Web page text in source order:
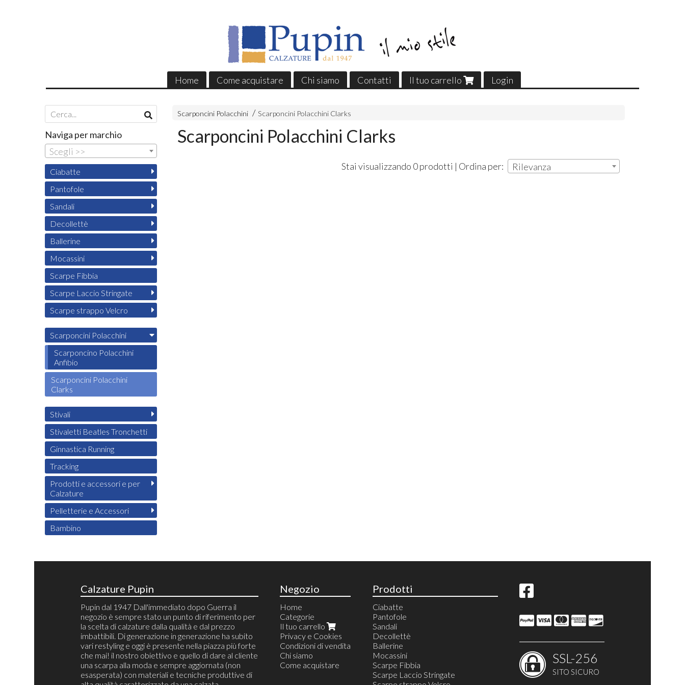
Home Come acquistare Chi siamo Contatti Il tuo carrello Login
Scarponcini Polacchini Scarponcini Polacchini Clarks
Scarponcini Polacchini Clarks
Stai visualizzando 0 prodotti | Ordina per: Rilevanza
Naviga per marchio
Scegli >>
Ciabatte
Pantofole
Sandali
Decollettè
Ballerine
Mocassini
Scarpe Fibbia
Scarpe Laccio Stringate
Scarpe strappo Velcro
Scarponcini Polacchini
Scarponcino Polacchini
Anfibio
Scarponcini Polacchini
Clarks
Stivali
Stivaletti Beatles Tronchetti
Ginnastica Running
Tracking
Prodotti e accessori e per
Calzature
Pelletterie e Accessori
Bambino
Calzature Pupin
Pupin dal 1947 Dall'immediato dopo Guerra il
negozio è sempre stato un punto di riferimento per
la scelta di calzature dalla qualità e dal prezzo
imbattibili. Di generazione in generazione ha subito
vari restyling e oggi è presente nella piazza più forte
che mai! il nostro obiettivo e quello di dare al cliente
una scarpa alla moda e sempre aggiornata (non
esasperata) con materiali e tecniche produttive di
Negozio
Home
Categorie
Il tuo carrello
Privacy e Cookies
Condizioni di vendita
Chi siamo
Come acquistare
Prodotti
Ciabatte
Pantofole
Sandali
Decollettè
Ballerine
Mocassini
Scarpe Fibbia
Scarpe Laccio Stringate
SSL-256
SITO SICURO